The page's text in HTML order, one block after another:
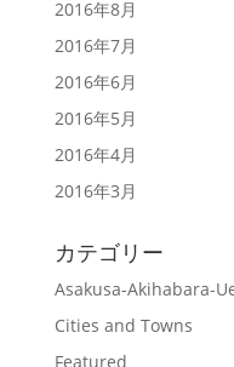
2016年8月
2016年7月
2016年6月
2016年5月
2016年4月
2016年3月
カテゴリー
Asakusa-Akihabara-
Cities and Towns
Featured